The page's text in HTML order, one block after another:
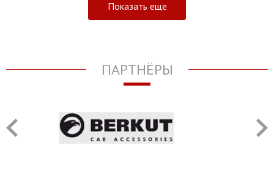
Показать еще
ПАРТНЁРЫ